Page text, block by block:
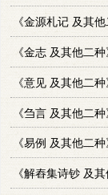
《金源札记 及其他
《金志 及其他二种
《意见 及其他二种
《刍言 及其他二种
《易例 及其他二种
《解舂集诗钞 及其